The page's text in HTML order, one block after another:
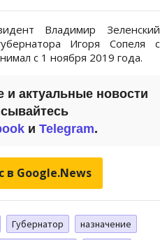
Владимир Зеленский
Игоря Сопеля с
с 1 ноября 2019 года.
и актуальные новости
и Telegram.
в Google.News
Губернатор
назначение